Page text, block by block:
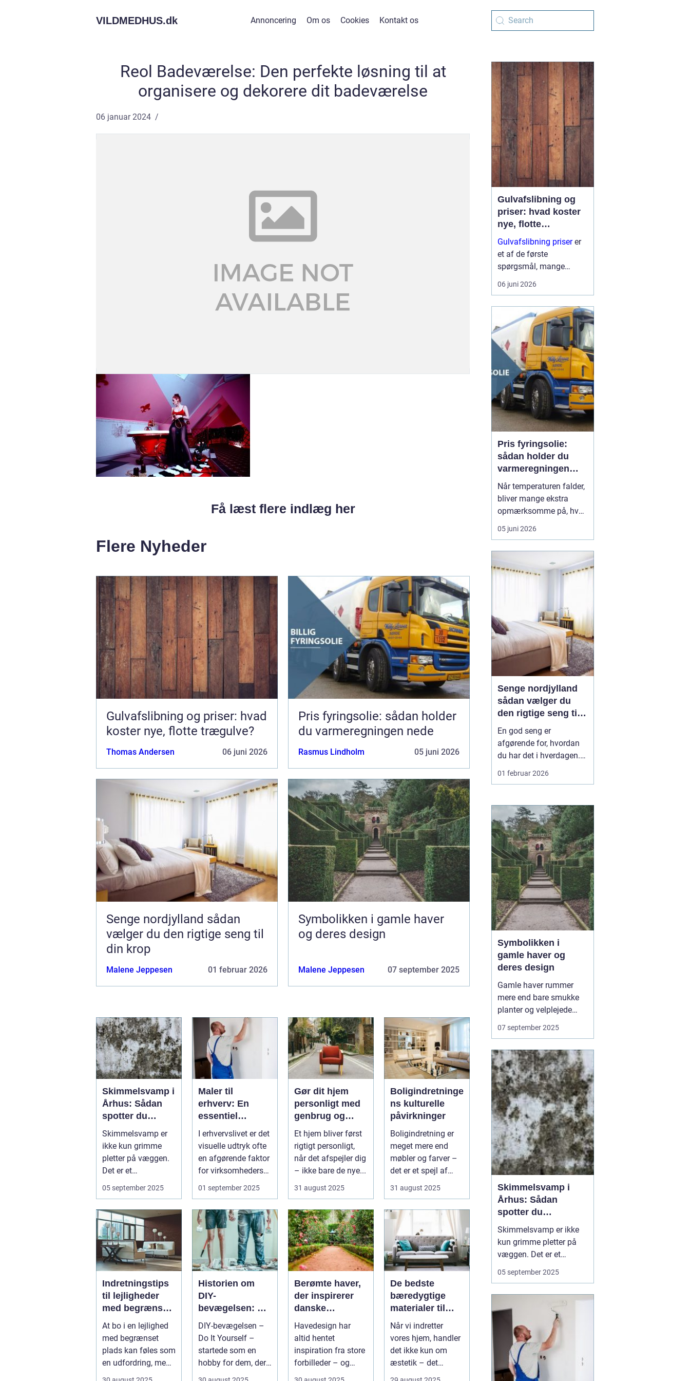
VILDMEDHUS.dk Annoncering Om os Cookies Kontakt os
Reol Badeværelse: Den perfekte løsning til at
organisere og dekorere dit badeværelse
06 januar 2024
Få læst flere indlæg her
Flere Nyheder
Gulvafslibning og priser: hvad
koster nye, flotte trægulve?
Thomas Andersen 06 juni 2026
Pris fyringsolie: sådan holder
du varmeregningen nede
Rasmus Lindholm 05 juni 2026
Senge nordjylland sådan
vælger du den rigtige seng til
din krop
Malene Jeppesen 01 februar 2026
Symbolikken i gamle haver
og deres design
Malene Jeppesen 07 september 2025
Skimmelsvamp i
Århus: Sådan
spotter du
problemet
Skimmelsvamp er
ikke kun grimme
pletter på væggen.
Det er et
sundhedsproblem,
der ofte s...
05 september 2025
Maler til
erhverv: En
essentiel
service for
virksomheder
I erhvervslivet er det
visuelle udtryk ofte
en afgørende faktor
for virksomheders
succes. En ...
01 september 2025
Gør dit hjem
personligt med
genbrug og
vintage
Et hjem bliver først
rigtigt personligt,
når det afspejler dig
– ikke bare de nye...
31 august 2025
Boligindretninge
ns kulturelle
påvirkninger
Boligindretning er
meget mere end
møbler og farver –
det er et spejl af
31 august 2025
Indretningstips
til lejligheder
med begrænset
plads
At bo i en lejlighed
med begrænset
plads kan føles som
en udfordring, men
Historien om
DIY-
bevægelsen: Fra
hobby til livsstil
DIY-bevægelsen –
Do It Yourself –
startede som en
hobby for dem, der
Berømte haver,
der inspirerer
danske
havedesigns
Havedesign har
altid hentet
inspiration fra store
forbilleder – og
De bedste
bæredygtige
materialer til
boligindretning
Når vi indretter
vores hjem, handler
det ikke kun om
æstetik – det
Gulvafslibning og
priser: hvad koster
nye, flotte
trægulve?
Gulvafslibning priserer
et af de første
spørgsmål, mange
boligejere stiller, når de
opdager ridser, pletter og
mange måd...
06 juni 2026
Pris fyringsolie:
sådan holder du
varmeregningen
nede
Når temperaturen falder,
bliver mange ekstra
opmærksomme på, hvad
fyring koster. For dig
med oliefyr kan udsving
på økonomien, og derfor
giver det god mening at
05 juni 2026
Senge nordjylland
sådan vælger du
den rigtige seng til
din krop
En god seng er
afgørende for, hvordan
du har det i hverdagen.
Sover du dårligt, mærker
spændte skuldre. Mange
nordjyder går længe og
overvejer ny seng, men
udsætter købet, fordi
valget virker
uoverskueligt. Hå...
01 februar 2026
Symbolikken i
gamle haver og
deres design
Gamle haver rummer
mere end bare smukke
planter og velplejede
stier – de er fyldt med
symbolik og fortællinger,
kultur og tidsånd. Hvert
træ, hver sten og hver
dam er ofte placeret med
en mening, der r...
07 september 2025
Skimmelsvamp i
Århus: Sådan
spotter du
problemet
Skimmelsvamp er ikke
kun grimme pletter på
væggen. Det er et
sundhedsproblem, der
ofte skyldes fugt,
ventilation. I Århus
spiller kystnært klima,
ældre ejendomme og
tætte renoveri...
05 september 2025